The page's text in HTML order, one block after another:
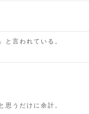
と言われている。
思うだけに余計。